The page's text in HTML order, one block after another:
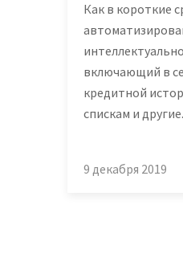
Как в короткие
включающий в
кредитной
спискам и
9 декабря 2019